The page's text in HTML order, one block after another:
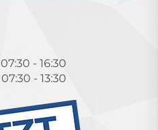
07:30 - 16:30
07:30 - 13:30